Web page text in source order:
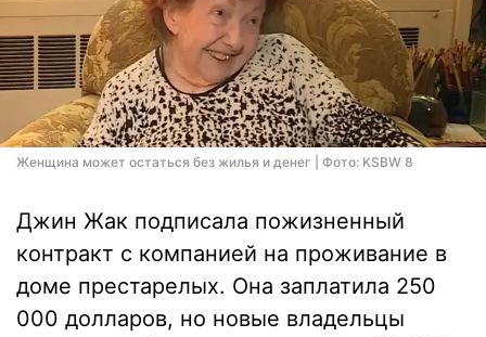
Женщина может остаться без жилья и денег | Фото: KSBW 8
Джин Жак подписала пожизненный
контракт с компанией на проживание в
доме престарелых. Она заплатила 250
000 долларов, но новые владельцы